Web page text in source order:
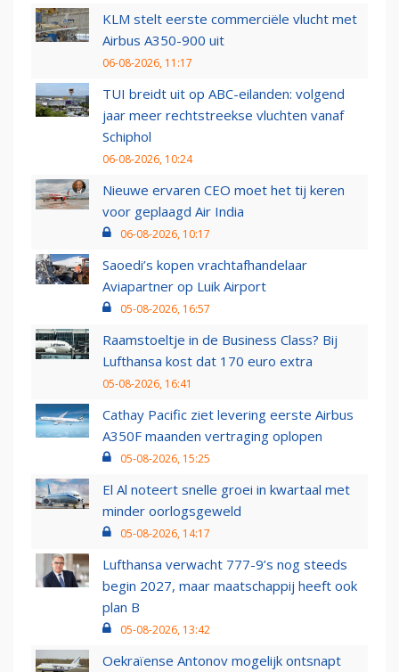
KLM stelt eerste commerciële vlucht met
Airbus A350-900 uit
06-08-2026, 11:17
TUI breidt uit op ABC-eilanden: volgend
jaar meer rechtstreekse vluchten vanaf
Schiphol
06-08-2026, 10:24
Nieuwe ervaren CEO moet het tij keren
voor geplaagd Air India
06-08-2026, 10:17
Saoedi’s kopen vrachtafhandelaar
Aviapartner op Luik Airport
05-08-2026, 16:57
Raamstoeltje in de Business Class? Bij
Lufthansa kost dat 170 euro extra
05-08-2026, 16:41
Cathay Pacific ziet levering eerste Airbus
A350F maanden vertraging oplopen
05-08-2026, 15:25
El Al noteert snelle groei in kwartaal met
minder oorlogsgeweld
05-08-2026, 14:17
Lufthansa verwacht 777-9’s nog steeds
begin 2027, maar maatschappij heeft ook
plan B
05-08-2026, 13:42
Oekraïense Antonov mogelijk ontsnapt